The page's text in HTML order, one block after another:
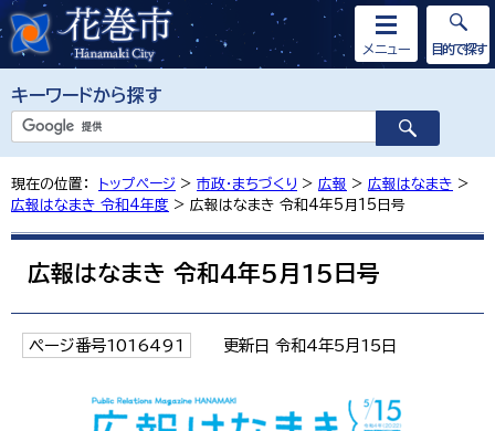
キーワードから探す
メニュー 目的で探す
現在の位置： トップページ > 市政・まちづくり > 広報 > 広報はなまき >
広報はなまき 令和4年度 > 広報はなまき 令和4年5月15日号
広報はなまき 令和4年5月15日号
ページ番号1016491 更新日 令和4年5月15日